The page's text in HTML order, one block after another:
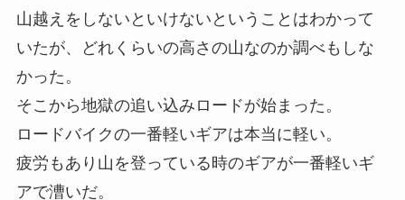
山越えをしないといけないということはわかって
いたが、どれくらいの高さの山なのか調べもしな
かった。
そこから地獄の追い込みロードが始まった。
ロードバイクの一番軽いギアは本当に軽い。
疲労もあり山を登っている時のギアが一番軽いギ
アで漕いだ。